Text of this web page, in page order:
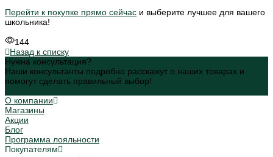
Перейти к покупке прямо сейчас и выберите лучшее для вашего
школьника!
144
Назад к списку
Нужна консультация?
Наши консультанты подробно расскажут о наших товарах и
помогут сделать правильный выбор!
О компании
Магазины
Акции
Блог
Программа лояльности
Покупателям